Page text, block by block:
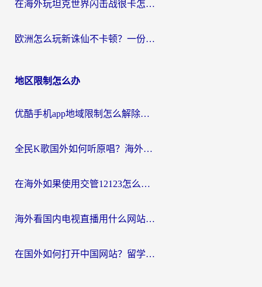
在海外玩坦克世界闪击战很卡怎么办？老玩家亲测有效的加速器选择指南
欧洲怎么玩新诛仙不卡顿？一份给海外游子的国服游戏畅玩指南
地区限制怎么办
优酷手机app地域限制怎么解除？海外党亲测有效的追剧方案
全民K歌国外如何听原唱？海外党亲测有效的回国加速器选择指南
在海外如果使用交管12123怎么处理？留学生亲测有效的回国加速方案
海外看国内电视直播用什么网站比较好？一篇解决你所有追剧难题的实用指南
在国外如何打开中国网站？留学生与海外华人的无缝访问指南